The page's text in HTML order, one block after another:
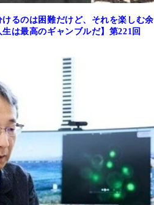
るのは困難だけど、それを楽しむ余
は最高のギャンブルだ】第221回